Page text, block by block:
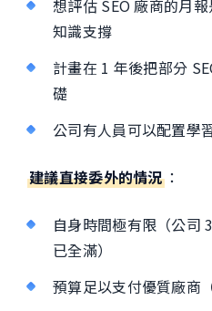
想評估 SEO 廠商的月
知識支撐
計畫在 1 年後把部分
礎
公司有人員可以配置學
建議直接委外的情況：
自身時間極有限（公司
已全滿）
預算足以支付優質廠商